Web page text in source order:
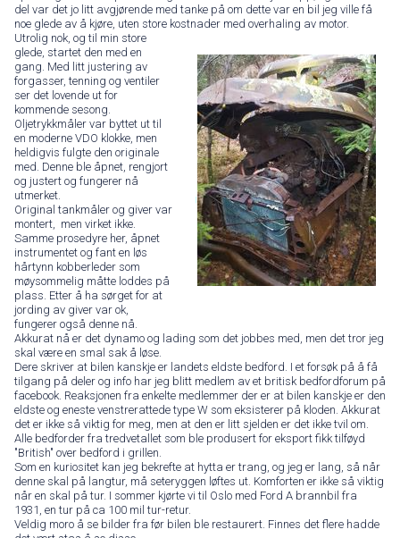
del var det jo litt avgjørende med tanke på om dette var en bil jeg ville få
noe glede av å kjøre, uten store kostnader med overhaling av motor.
Utrolig nok, og til min store
glede, startet den med en
gang. Med litt justering av
forgasser, tenning og ventiler
ser det lovende ut for
kommende sesong.
Oljetrykkmåler var byttet ut til
en moderne VDO klokke, men
heldigvis fulgte den originale
med. Denne ble åpnet, rengjort
og justert og fungerer nå
utmerket.
Original tankmåler og giver var
montert, men virket ikke.
Samme prosedyre her, åpnet
instrumentet og fant en løs
hårtynn kobberleder som
møysommelig måtte loddes på
plass. Etter å ha sørget for at
jording av giver var ok,
fungerer også denne nå.
Akkurat nå er det dynamo og lading som det jobbes med, men det tror jeg
skal være en smal sak å løse.
Dere skriver at bilen kanskje er landets eldste bedford. I et forsøk på å få
tilgang på deler og info har jeg blitt medlem av et britisk bedfordforum på
facebook. Reaksjonen fra enkelte medlemmer der er at bilen kanskje er den
eldste og eneste venstrerattede type W som eksisterer på kloden. Akkurat
det er ikke så viktig for meg, men at den er litt sjelden er det ikke tvil om.
Alle bedforder fra tredvetallet som ble produsert for eksport fikk tilføyd
"British" over bedford i grillen.
Som en kuriositet kan jeg bekrefte at hytta er trang, og jeg er lang, så når
denne skal på langtur, må seteryggen løftes ut. Komforten er ikke så viktig
når en skal på tur. I sommer kjørte vi til Oslo med Ford A brannbil fra
1931, en tur på ca 100 mil tur-retur.
Veldig moro å se bilder fra før bilen ble restaurert. Finnes det flere hadde